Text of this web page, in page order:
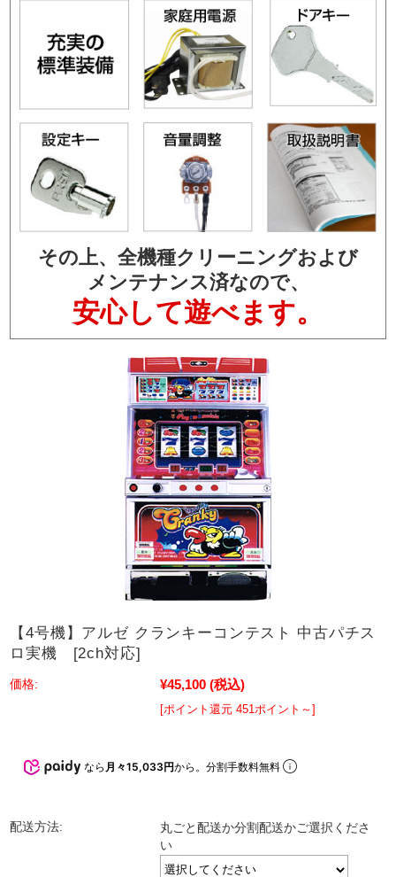
その上、全機種クリーニングおよび
メンテナンス済なので、
安心して遊べます。
【4号機】アルゼ クランキーコンテスト 中古パチス
ロ実機 [2ch対応]
価格: ¥45,100 (税込)
[ポイント還元 451ポイント～]
なら 月々15,033円から。分割手数料無料
配送方法:
丸ごと配送か分割配送かご選択くださ
い